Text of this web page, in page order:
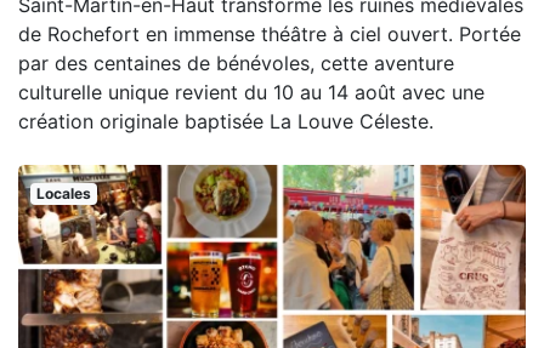
Saint-Martin-en-Haut transforme les ruines médiévales
de Rochefort en immense théâtre à ciel ouvert. Portée
par des centaines de bénévoles, cette aventure
culturelle unique revient du 10 au 14 août avec une
création originale baptisée La Louve Céleste.
Locales